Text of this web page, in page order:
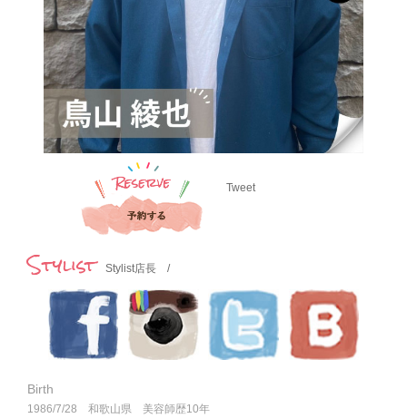
Tweet
Stylist Stylist店長 /
Birth
1986/7/28 和歌山県 美容師歴10年